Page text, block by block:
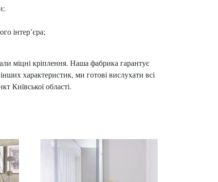
інтер’єра;
міцні кріплення. Наша фабрика гарантує
характеристик, ми готові вислухати всі
Київської області.